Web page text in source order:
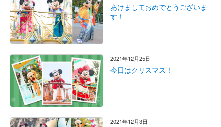
あけましておめでとうございま
す！
2021年12月25日
今日はクリスマス！
2021年12月3日